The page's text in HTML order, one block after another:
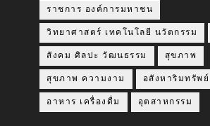
ราชการ องค์การมหาชน
วิทยาศาสตร์ เทคโนโลยี นวัตกรรม
สังคม ศิลปะ วัฒนธรรม สุขภาพ
สุขภาพ ความงาม อสังหาริมทรัพย์
อาหาร เครื่องดื่ม อุตสาหกรรม